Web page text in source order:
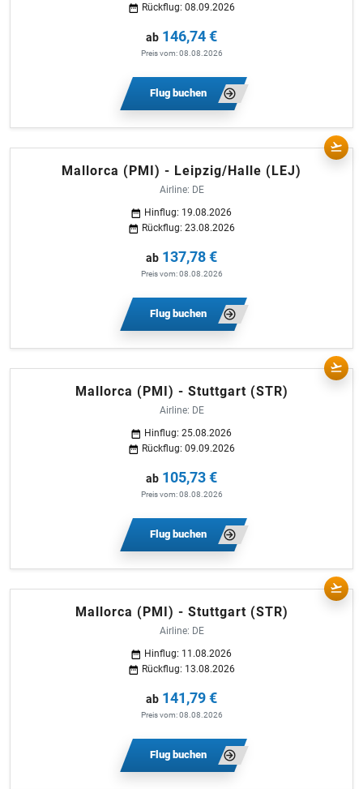
Rückflug: 08.09.2026
ab 146,74 €
Preis vom: 08.08.2026
Flug buchen
Mallorca (PMI) - Leipzig/Halle (LEJ)
Airline: DE
Hinflug: 19.08.2026
Rückflug: 23.08.2026
ab 137,78 €
Preis vom: 08.08.2026
Flug buchen
Mallorca (PMI) - Stuttgart (STR)
Airline: DE
Hinflug: 25.08.2026
Rückflug: 09.09.2026
ab 105,73 €
Preis vom: 08.08.2026
Flug buchen
Mallorca (PMI) - Stuttgart (STR)
Airline: DE
Hinflug: 11.08.2026
Rückflug: 13.08.2026
ab 141,79 €
Preis vom: 08.08.2026
Flug buchen